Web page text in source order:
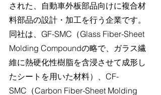
された、自動車外板部品向けに複合材
料部品の設計・加工を行う企業です。
同社は、GF-SMC（Glass Fiber-Sheet
Molding Compoundの略で、ガラス繊
維に熱硬化性樹脂を含浸させて成形し
たシートを用いた材料）、CF-
SMC（Carbon Fiber-Sheet Molding